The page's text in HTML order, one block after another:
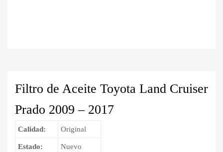
Filtro de Aceite Toyota Land Cruiser
Prado 2009 – 2017
Calidad: Original
Estado: Nuevo